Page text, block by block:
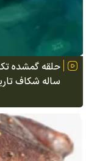
ساله شکاف